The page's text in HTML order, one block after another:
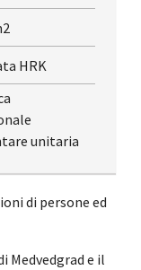
HRK
unitaria
di persone ed
Medvedgrad e il